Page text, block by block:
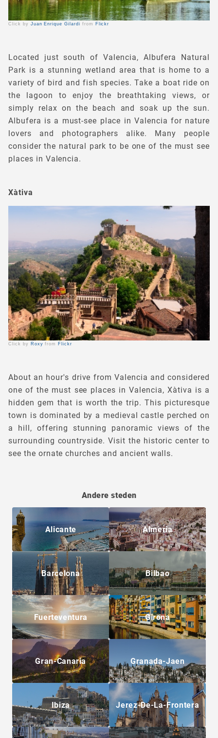
Click by Juan Enrique Gilardi from Flickr
Located just south of Valencia, Albufera Natural
Park is a stunning wetland area that is home to a
variety of bird and fish species. Take a boat ride on
the lagoon to enjoy the breathtaking views, or
simply relax on the beach and soak up the sun.
Albufera is a must-see place in Valencia for nature
lovers and photographers alike. Many people
consider the natural park to be one of the must see
places in Valencia.
Click by Roxy from Flickr
Xàtiva
About an hour's drive from Valencia and considered
one of the must see places in Valencia, Xàtiva is a
hidden gem that is worth the trip. This picturesque
town is dominated by a medieval castle perched on
a hill, offering stunning panoramic views of the
surrounding countryside. Visit the historic center to
see the ornate churches and ancient walls.
Andere steden
Alicante Almeria
Barcelona Bilbao
Fuerteventura Girona
Gran-Canaria Granada-Jaen
Ibiza Jerez-De-La-Frontera